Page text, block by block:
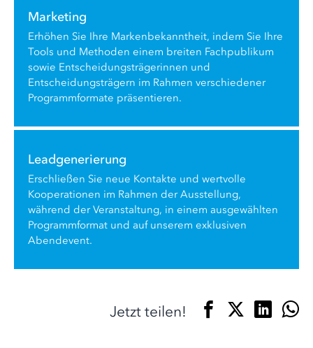
Marketing
Erhöhen Sie Ihre Markenbekanntheit, indem Sie Ihre
Tools und Methoden einem breiten Fachpublikum
sowie Entscheidungsträgerinnen und
Entscheidungsträgern im Rahmen verschiedener
Programmformate präsentieren.
Leadgenerierung
Erschließen Sie neue Kontakte und wertvolle
Kooperationen im Rahmen der Ausstellung,
während der Veranstaltung, in einem ausgewählten
Programmformat und auf unserem exklusiven
Abendevent.
Jetzt teilen!